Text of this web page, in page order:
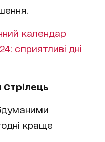
календар
сприятливі дні
Стрілець
краще